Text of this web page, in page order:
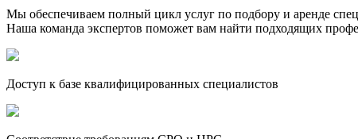
Мы обеспечиваем полный цикл услуг по подбору и аренде
Наша команда экспертов поможет вам найти подходящих
Доступ к базе квалифицированных специалистов